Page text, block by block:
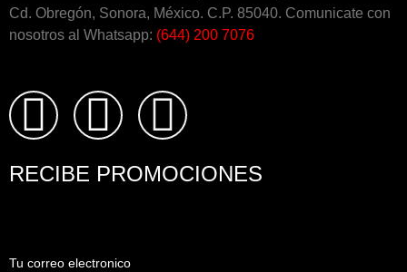
Cd. Obregón, Sonora, México. C.P. 85040. Comunicate con
nosotros al Whatsapp: (644) 200 7076
RECIBE PROMOCIONES
Tu correo electronico